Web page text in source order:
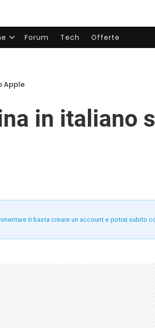
Forum Tech Offerte
Apple
in italiano
ti basta creare un account e potrai subito